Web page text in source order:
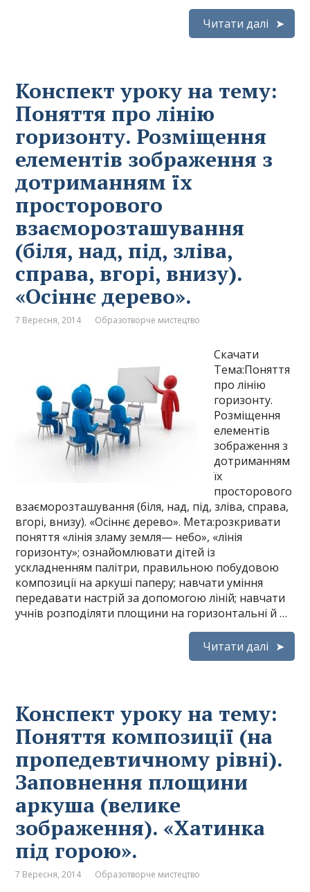
Читати далі
Конспект уроку на тему:
Поняття про лінію
горизонту. Розміщення
елементів зображення з
дотриманням їх
просторового
взаєморозташування
(біля, над, під, зліва,
справа, вгорі, внизу).
«Осіннє дерево».
7 Вересня, 2014 Образотворче мистецтво
Скачати
Тема:Поняття
про лінію
горизонту.
Розміщення
елементів
зображення з
дотриманням
їх
просторового
взаєморозташування (біля, над, під, зліва, справа,
вгорі, внизу). «Осіннє дерево». Мета:розкривати
поняття «лінія зламу земля— небо», «лінія
горизонту»; ознайомлювати дітей із
ускладненням палітри, правильною побудовою
композиції на аркуші паперу; навчати уміння
передавати настрій за допомогою ліній; навчати
учнів розподіляти площини на горизонтальні й …
Читати далі
Конспект уроку на тему:
Поняття композиції (на
пропедевтичному рівні).
Заповнення площини
аркуша (велике
зображення). «Хатинка
під горою».
7 Вересня, 2014 Образотворче мистецтво